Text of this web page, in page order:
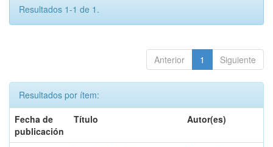
Resultados 1-1 de 1.
Anterior 1 Siguiente
Resultados por ítem:
Fecha de
publicación
Título Autor(es)